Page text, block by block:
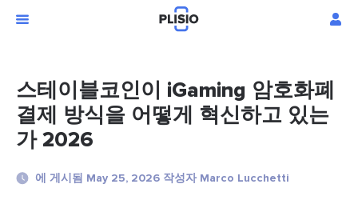
스테이블코인이 iGaming 암호화폐
결제 방식을 어떻게 혁신하고 있는
가 2026
에 게시됨 May 25, 2026 작성자 Marco Lucchetti